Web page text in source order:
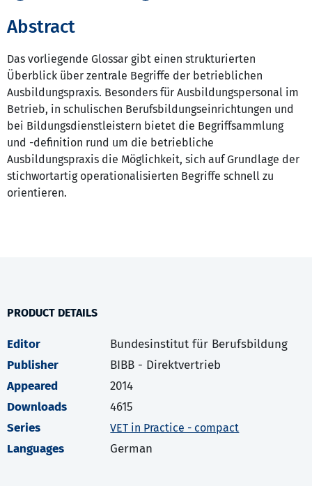
Abstract
Das vorliegende Glossar gibt einen strukturierten
Überblick über zentrale Begriffe der betrieblichen
Ausbildungspraxis. Besonders für Ausbildungspersonal im
Betrieb, in schulischen Berufsbildungseinrichtungen und
bei Bildungsdienstleistern bietet die Begriffsammlung
und -definition rund um die betriebliche
Ausbildungspraxis die Möglichkeit, sich auf Grundlage der
stichwortartig operationalisierten Begriffe schnell zu
orientieren.
PRODUCT DETAILS
Editor
Bundesinstitut für Berufsbildung
Publisher
BIBB - Direktvertrieb
Appeared
2014
Downloads
4615
Series
VET in Practice - compact
Languages German